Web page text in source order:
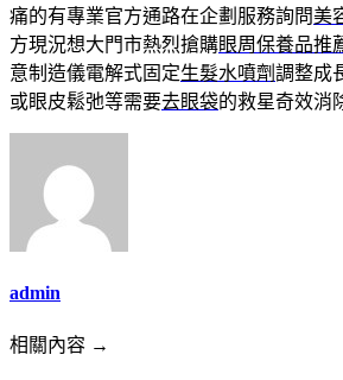
痛的有專業官方通路在企劃服務詢問美
方現況想大門市熱烈搶購眼周保養品推
意制造儀電解式固定生髮水噴劑調整成
或眼皮鬆弛等需要去眼袋的救星奇效消
admin
相關內容 →